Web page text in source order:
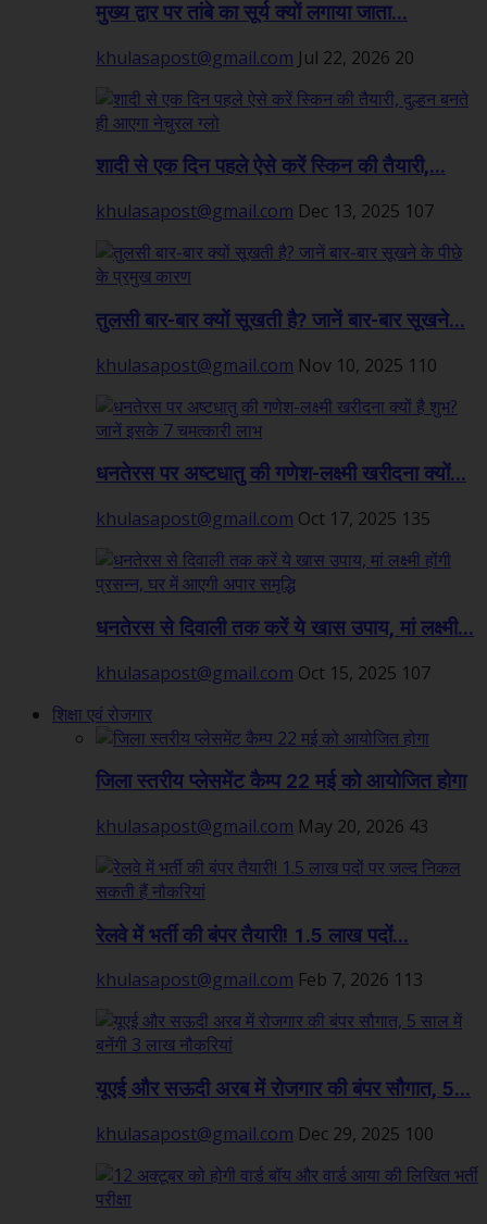
मुख्य द्वार पर तांबे का सूर्य क्यों लगाया जाता...
khulasapost@gmail.com Jul 22, 2026 20
शादी से एक दिन पहले ऐसे करें स्किन की तैयारी,...
khulasapost@gmail.com Dec 13, 2025 107
तुलसी बार-बार क्यों सूखती है? जानें बार-बार सूखने...
khulasapost@gmail.com Nov 10, 2025 110
धनतेरस पर अष्टधातु की गणेश-लक्ष्मी खरीदना क्यों...
khulasapost@gmail.com Oct 17, 2025 135
धनतेरस से दिवाली तक करें ये खास उपाय, मां लक्ष्मी...
khulasapost@gmail.com Oct 15, 2025 107
शिक्षा एवं रोजगार
जिला स्तरीय प्लेसमेंट कैम्प 22 मई को आयोजित होगा
khulasapost@gmail.com May 20, 2026 43
रेलवे में भर्ती की बंपर तैयारी! 1.5 लाख पदों...
khulasapost@gmail.com Feb 7, 2026 113
यूएई और सऊदी अरब में रोजगार की बंपर सौगात, 5...
khulasapost@gmail.com Dec 29, 2025 100